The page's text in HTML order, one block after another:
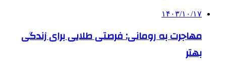
۱۴۰۳/۱۰/۱۷
مهاجرت به رومانی: فرصتی طلایی برای زندگی
بهتر